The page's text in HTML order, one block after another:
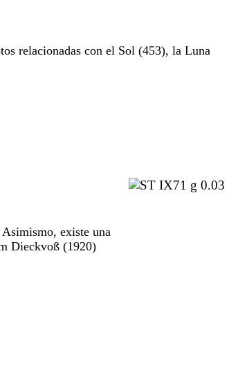
relacionadas con el Sol (453), la Luna
existe una
Dieckvoß (1920)